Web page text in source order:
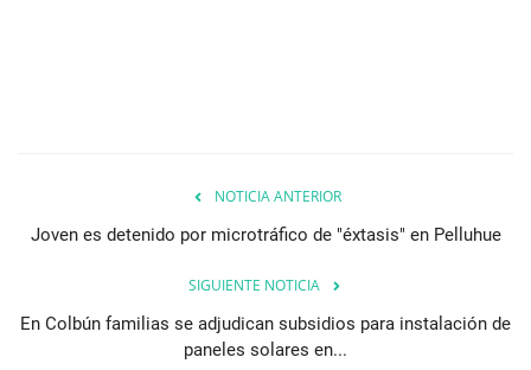
NOTICIA ANTERIOR
Joven es detenido por microtráfico de "éxtasis" en Pelluhue
SIGUIENTE NOTICIA
En Colbún familias se adjudican subsidios para instalación de
paneles solares en...